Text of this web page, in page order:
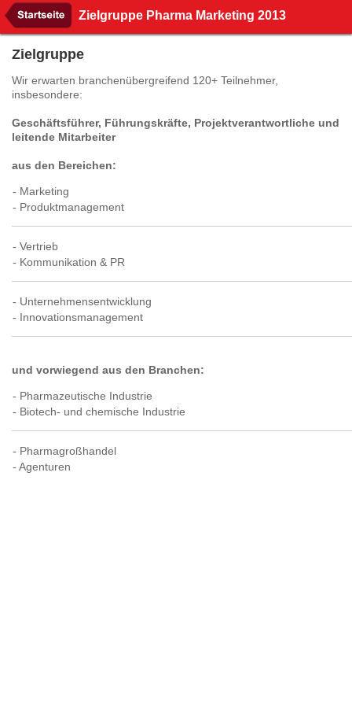
Zielgruppe Pharma Marketing 2013
Zielgruppe
Wir erwarten branchenübergreifend 120+ Teilnehmer,
insbesondere:
Geschäftsführer, Führungskräfte, Projektverantwortliche und
leitende Mitarbeiter
aus den Bereichen:
- Marketing
- Produktmanagement
- Vertrieb
- Kommunikation & PR
- Unternehmensentwicklung
- Innovationsmanagement
und vorwiegend aus den Branchen:
- Pharmazeutische Industrie
- Biotech- und chemische Industrie
- Pharmagroßhandel
- Agenturen